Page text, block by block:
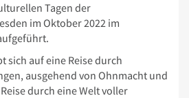
Tagen der
im Oktober 2022 im
sich auf eine Reise durch
ausgehend von Ohnmacht und
durch eine Welt voller